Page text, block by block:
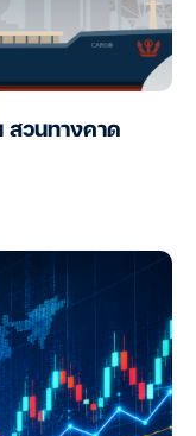
สวนทางคาด